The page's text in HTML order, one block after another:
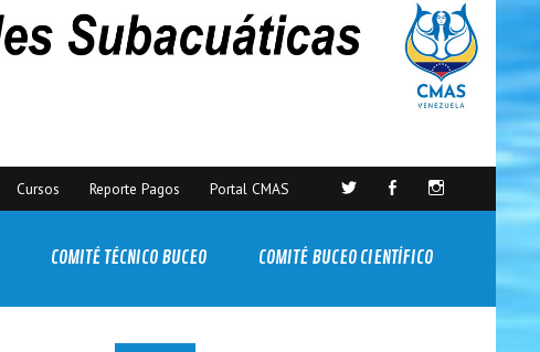
Cursos Reporte Pagos Portal CMAS
COMITÉ TÉCNICO BUCEO COMITÉ BUCEO CIENTÍFICO